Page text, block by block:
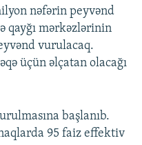
nəfərin peyvənd
qayğı mərkəzlərinin
vurulacaq.
üçün əlçatan olacağı
başlanıb.
95 faiz effektiv